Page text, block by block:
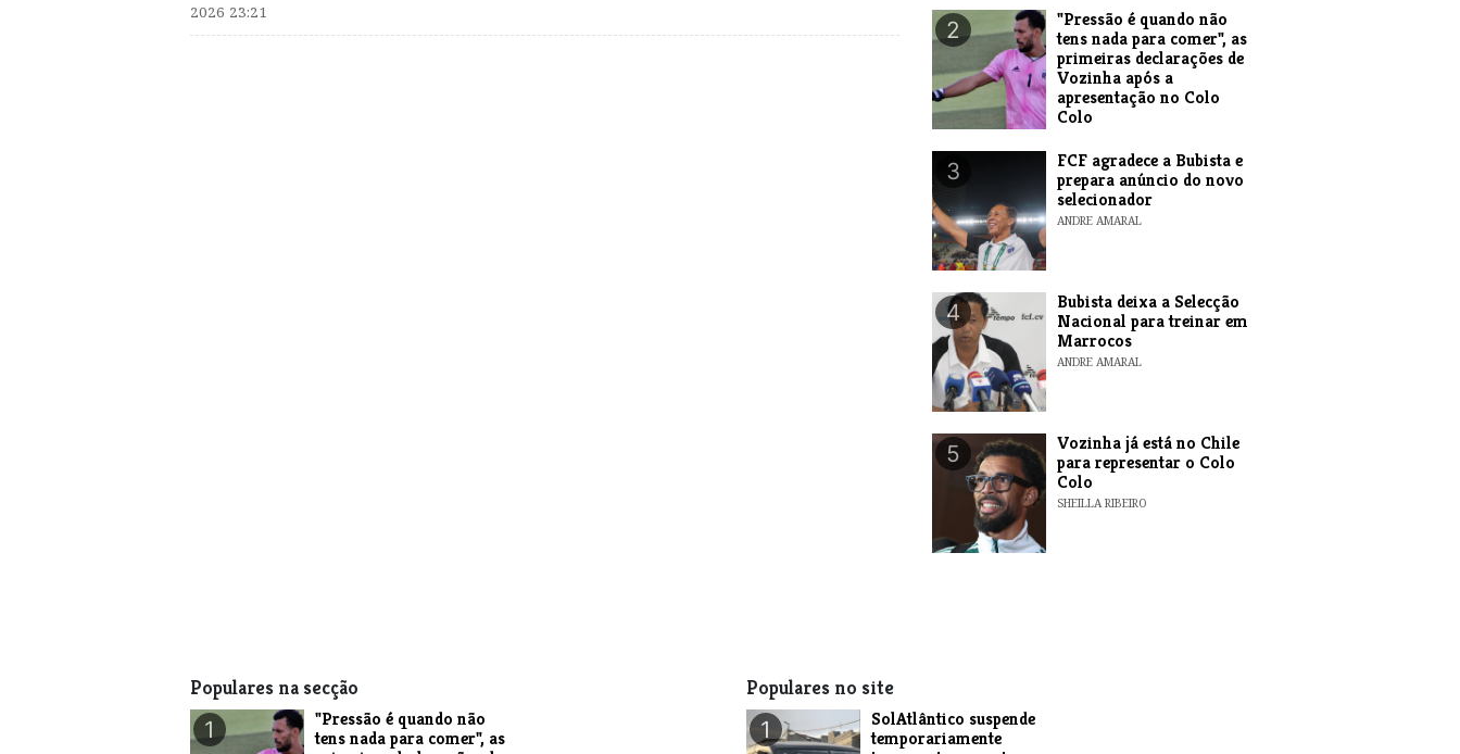
2026 23:21
2
"Pressão é quando não
tens nada para comer", as
primeiras declarações de
Vozinha após a
apresentação no Colo
Colo
3
FCF agradece a Bubista e
prepara anúncio do novo
selecionador
ANDRE AMARAL
4
Bubista deixa a Selecção
Nacional para treinar em
Marrocos
ANDRE AMARAL
5
Vozinha já está no Chile
para representar o Colo
Colo
SHEILLA RIBEIRO
Populares na secção
1
"Pressão é quando não
tens nada para comer", as
Populares no site
1
SolAtlântico suspende
temporariamente